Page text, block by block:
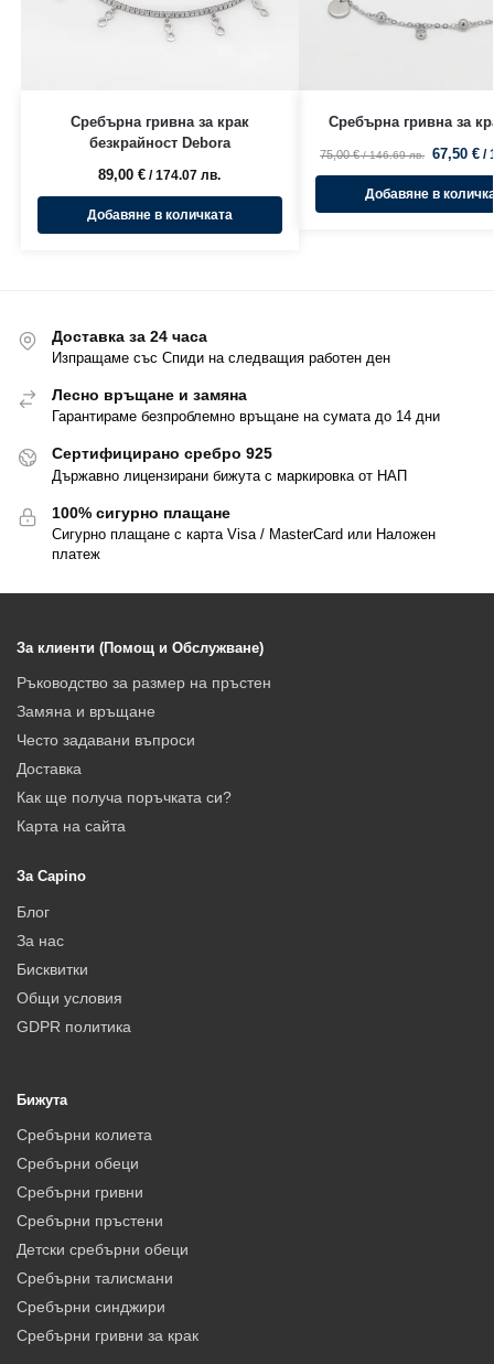
Сребърна гривна за крак
безкрайност Debora
89,00€ / 174.07 лв.
Добавяне в количката
Сребърна гривна за
75,00€ / 146.69 лв. 67,50€ /
Добавяне в
Доставка за 24 часа
Изпращаме със Спиди на следващия работен ден
Лесно връщане и замяна
Гарантираме безпроблемно връщане на сумата до 14 дни
Сертифицирано сребро 925
Държавно лицензирани бижута с маркировка от НАП
100% сигурно плащане
Сигурно плащане с карта Visa / MasterCard или Наложен
платеж
За клиенти (Помощ и Обслужване)
Ръководство за размер на пръстен
Замяна и връщане
Често задавани въпроси
Доставка
Как ще получа поръчката си?
Карта на сайта
За Capino
Блог
За нас
Бисквитки
Общи условия
GDPR политика
Бижута
Сребърни колиета
Сребърни обеци
Сребърни гривни
Сребърни пръстени
Детски сребърни обеци
Сребърни талисмани
Сребърни синджири
Сребърни гривни за крак